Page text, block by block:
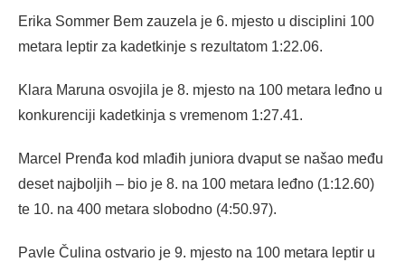
Erika Sommer Bem zauzela je 6. mjesto u disciplini 100
metara leptir za kadetkinje s rezultatom 1:22.06.
Klara Maruna osvojila je 8. mjesto na 100 metara leđno u
konkurenciji kadetkinja s vremenom 1:27.41.
Marcel Prenđa kod mlađih juniora dvaput se našao među
deset najboljih – bio je 8. na 100 metara leđno (1:12.60)
te 10. na 400 metara slobodno (4:50.97).
Pavle Čulina ostvario je 9. mjesto na 100 metara leptir u